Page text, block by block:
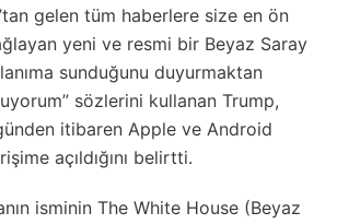
gelen tüm haberlere size en ön
yeni ve resmi bir Beyaz Saray
sunduğunu duyurmaktan
sözlerini kullanan Trump,
itibaren Apple ve Android
açıldığını belirtti.
isminin The White House (Beyaz